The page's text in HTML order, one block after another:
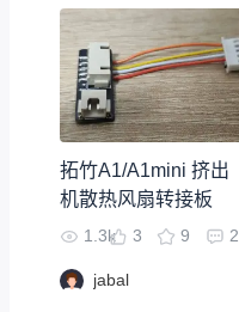
拓竹A1/A1mini 挤出
机散热风扇转接板
1.3k 3 9 2
jabal